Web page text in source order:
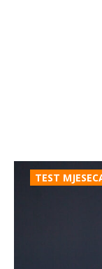
TEST